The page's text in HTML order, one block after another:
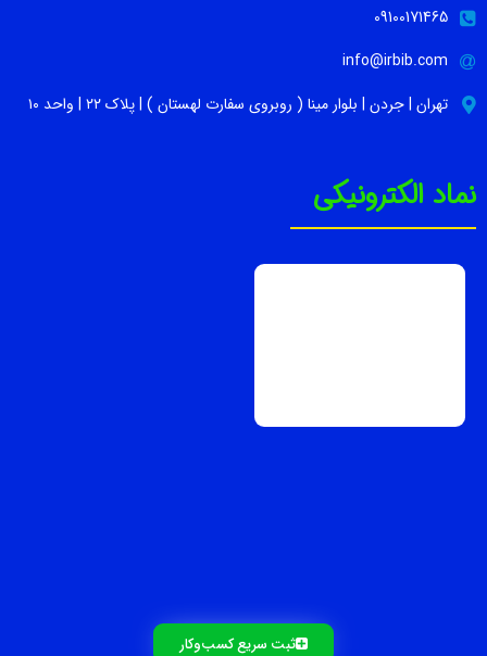
09100171465
info@irbib.com
تهران | جردن | بلوار مینا ( روبروی سفارت لهستان ) | پلاک ۲۲ | واحد ۱۰
نماد الکترونیکی
ثبت سریع کسب‌و‌کار